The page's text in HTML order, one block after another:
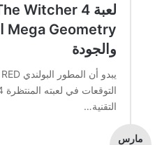
والجودة
التقنية…
مارس